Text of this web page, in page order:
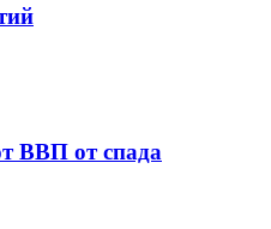
ВВП от спада